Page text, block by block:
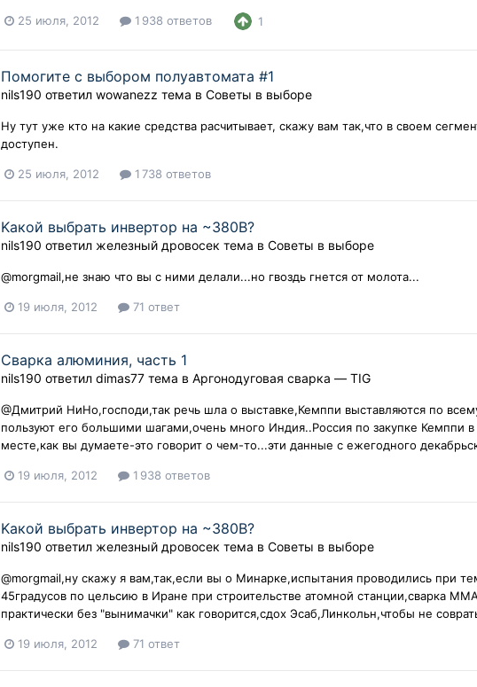
25 июля, 2012 1 938 ответов 1
Помогите с выбором полуавтомата #1
nils190 ответилwowanezz тема вСоветы в выборе
Ну тут уже кто на какие средства расчитывает, скажу вам так,что в своем
доступен.
25 июля, 2012 1 738 ответов
Kакой выбрать инвертор на ~380B?
nils190 ответил железный дровосек тема вСоветы в выборе
@morgmail,не знаю что вы с ними делали...но гвоздь гнется от молота...
19 июля, 2012 71 ответ
Сварка алюминия, часть 1
nils190 ответилdimas77 тема вАргонодуговая сварка — TIG
@Дмитрий НиНо,господи,так речь шла о выставке,Кемппи выставляются по
пользуют его большими шагами,очень много Индия..Россия по закупке Кемппи
месте,как вы думаете-это говорит о чем-то...эти данные с ежегодного
19 июля, 2012 1 938 ответов
Kакой выбрать инвертор на ~380B?
nils190 ответил железный дровосек тема вСоветы в выборе
@morgmail,ну скажу я вам,так,если вы о Минарке,испытания проводились при
45градусов по цельсию в Иране при строительстве атомной станции,сварка
практически без "вынимачки" как говорится,сдох Эсаб,Линкольн,чтобы не
19 июля, 2012 71 ответ